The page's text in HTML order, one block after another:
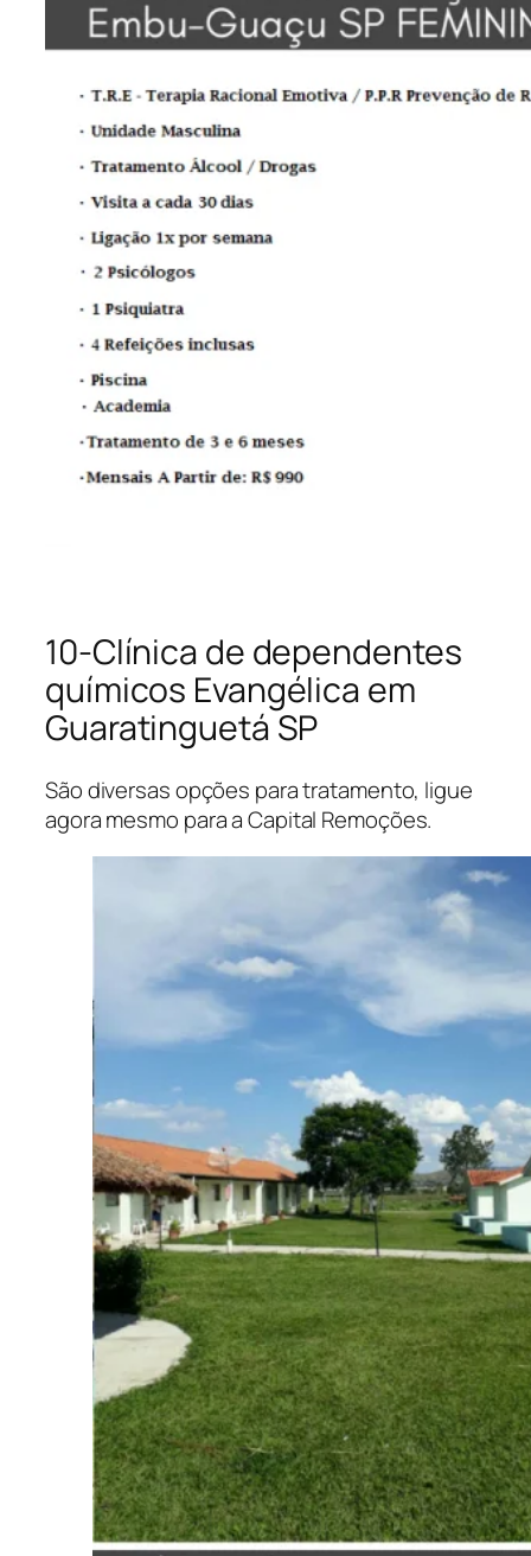
10-Clínica de dependentes
químicos Evangélica em
Guaratinguetá SP
São diversas opções para tratamento, ligue
agora mesmo para a Capital Remoções.